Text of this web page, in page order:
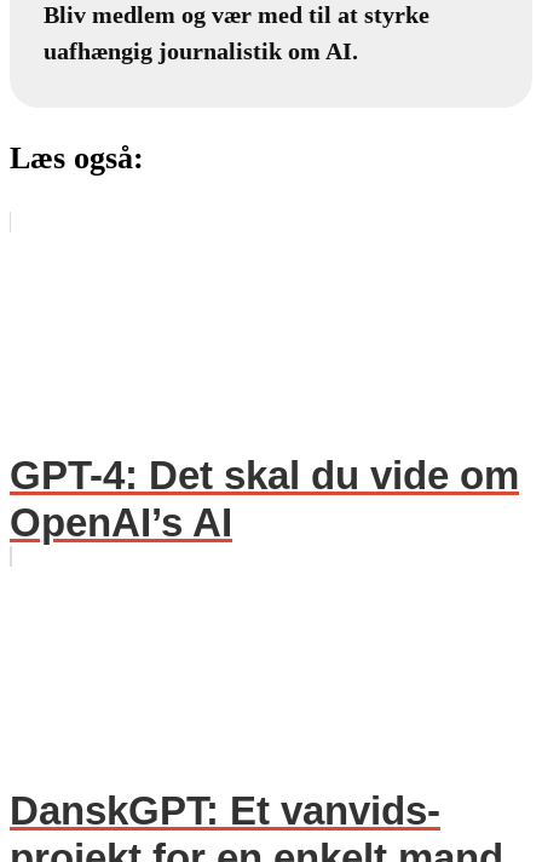
Bliv medlem og vær med til at styrke
uafhængig journalistik om AI.
Læs også:
GPT-4: Det skal du vide om
OpenAI’s AI
DanskGPT: Et vanvids-